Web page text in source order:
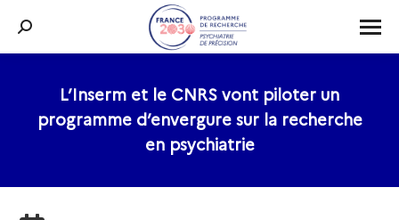
Recherche
:
L’Inserm et le CNRS vont piloter un
programme d’envergure sur la recherche
en psychiatrie
Vous êtes ici :